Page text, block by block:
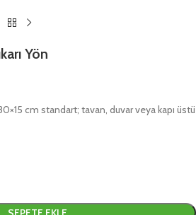
Yön
30×15 cm standart; tavan, duvar veya kapı üstü